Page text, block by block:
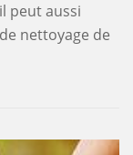
peut aussi
nettoyage de